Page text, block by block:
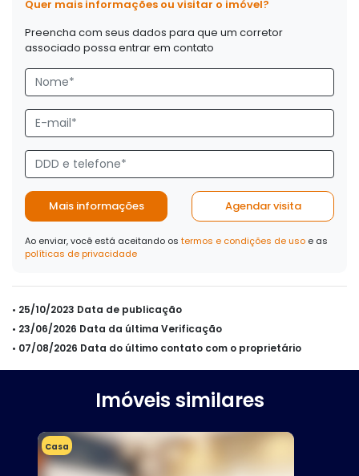
Quer mais informações ou visitar o imóvel?
Preencha com seus dados para que um corretor
associado possa entrar em contato
Mais informações Agendar visita
Ao enviar, você está aceitando os termos e condições de uso e as
políticas de privacidade
• 25/10/2023 Data de publicação
• 23/06/2026 Data da última Verificação
• 07/08/2026 Data do último contato com o proprietário
Imóveis similares
Casa